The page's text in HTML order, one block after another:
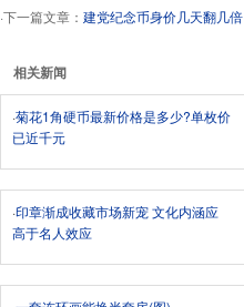
·下一篇文章： 建党纪念币身价几天翻几倍
相关新闻
·菊花1角硬币最新价格是多少?单枚价
已近千元
·印章渐成收藏市场新宠 文化内涵应
高于名人效应